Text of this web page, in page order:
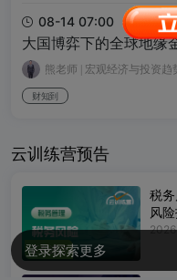
08-14 07:00
大国博弈下的全球地缘
熊老师 宏观经济与投资趋
财知到
云训练营预告
税
风
登录探索更多